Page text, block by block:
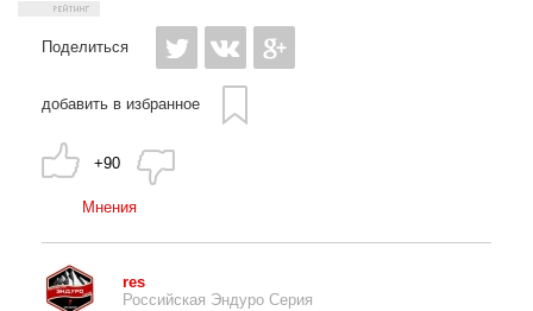
Поделиться
добавить в избранное
+90
Мнения
res
Российская Эндуро Серия